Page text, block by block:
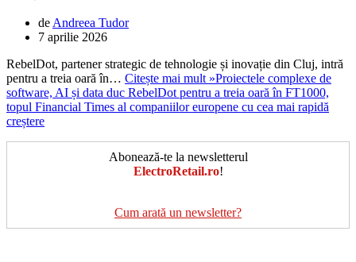
de Andreea Tudor
7 aprilie 2026
RebelDot, partener strategic de tehnologie și inovație din Cluj, intră
pentru a treia oară în… Citește mai mult »Proiectele complexe de
software, AI și data duc RebelDot pentru a treia oară în FT1000,
topul Financial Times al companiilor europene cu cea mai rapidă
creștere
Abonează-te la newsletterul
ElectroRetail.ro!
Cum arată un newsletter?